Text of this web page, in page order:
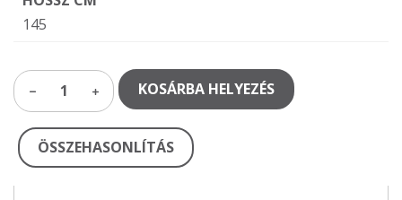
145
1 KOSÁRBA HELYEZÉS
ÖSSZEHASONLÍTÁS